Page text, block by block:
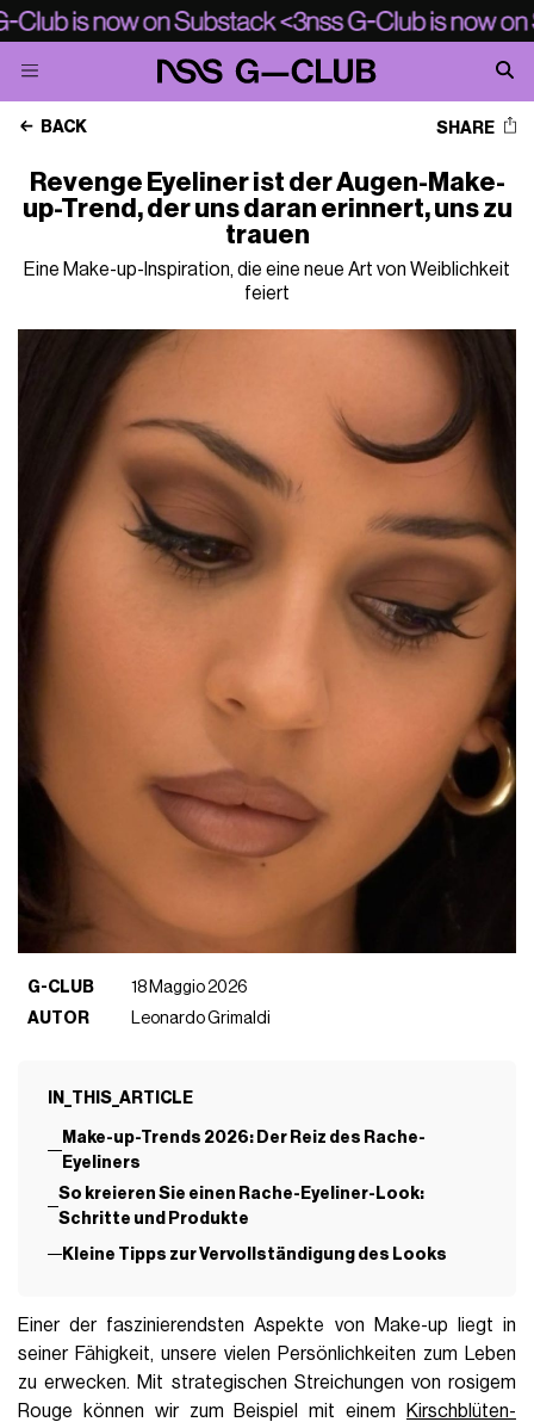
BACK SHARE
Revenge Eyeliner ist der Augen-Make-
up-Trend, der uns daran erinnert, uns zu
trauen
Eine Make-up-Inspiration, die eine neue Art von Weiblichkeit
feiert
G-CLUB
18 Maggio 2026
AUTOR
Leonardo Grimaldi
IN_THIS_ARTICLE
Make-up-Trends 2026: Der Reiz des Rache-
Eyeliners
So kreieren Sie einen Rache-Eyeliner-Look:
Schritte und Produkte
Kleine Tipps zur Vervollständigung des Looks
Einer der faszinierendsten Aspekte von Make-up liegt in
seiner Fähigkeit, unsere vielen Persönlichkeiten zum Leben
zu erwecken. Mit strategischen Streichungen von rosigem
Rouge können wir zum Beispiel mit einem
Kirschblüten-